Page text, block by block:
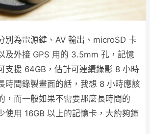
別為電源鍵、AV 輸出、microSD 卡
及外接 GPS 用的 3.5mm 孔，記憶
支援 64GB，估計可連續錄影 8 小時
時間錄製畫面的話，我想 8 小時應該
，而一般如果不需要那麼長時間的
使用 16GB 以上的記憶卡，大約夠錄